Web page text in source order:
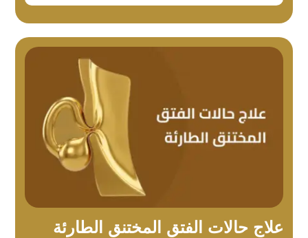
علاج حالات الفتق المختنق الطارئة